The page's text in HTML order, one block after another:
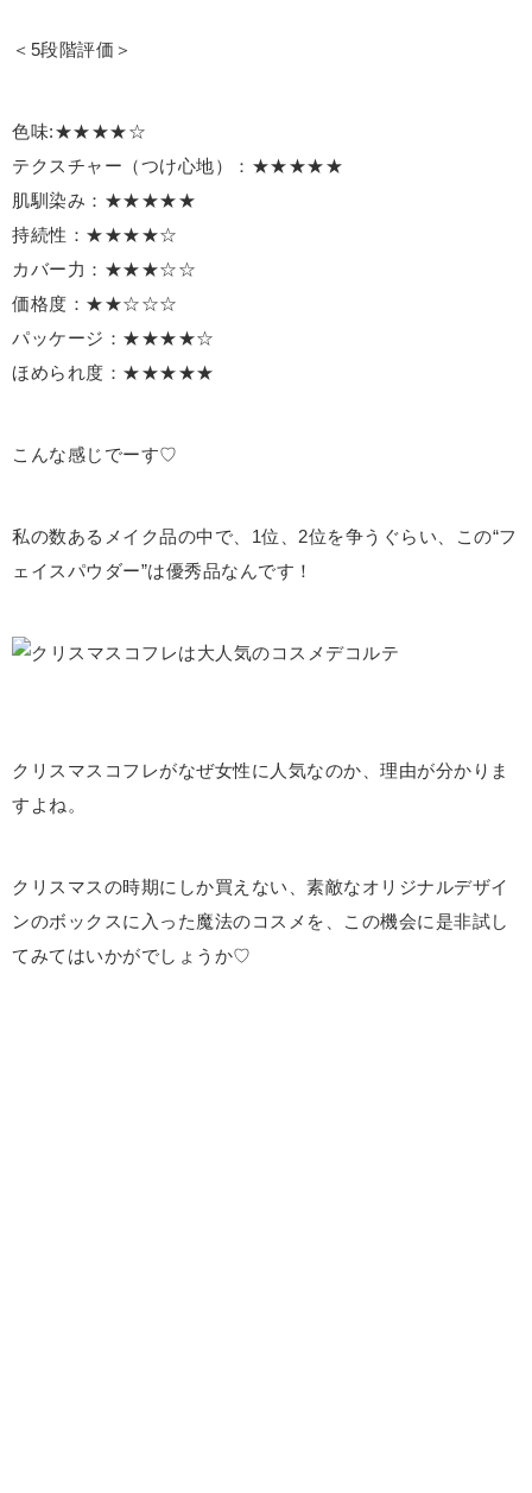
＜5段階評価＞
色味:★★★★☆
テクスチャー（つけ心地）：★★★★★
肌馴染み：★★★★★
持続性：★★★★☆
カバー力：★★★☆☆
価格度：★★☆☆☆
パッケージ：★★★★☆
ほめられ度：★★★★★
こんな感じでーす♡
私の数あるメイク品の中で、 1位、 2位を争うぐらい、この“フ
ェイスパウダー”は優秀品なんです！
ク リスマスコフレがなぜ女性に人気なのか、理由が分かりま
すよね。
クリスマスの時期にしか買えない、素敵なオリジナルデザイ
ンのボックスに入った魔法のコスメを、この機会に是非試し
てみてはいかがでしょうか♡